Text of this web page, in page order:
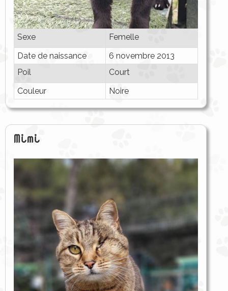
Sexe
Femelle
Date de naissance
6 novembre 2013
Poil
Court
Couleur
Noire
Mimi